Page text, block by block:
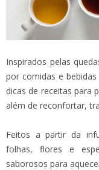
Inspirados pelas
por comidas e
dicas de receitas para
além de reconfortar,
Feitos a partir da
folhas, flores e
saborosos para